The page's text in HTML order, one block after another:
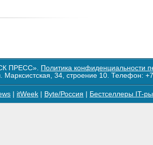
ПРЕСС». Политика конфиденциальности
Марксистская, 34, строение 10. Телефон:
itWeek Byte/Россия Бестселлеры IT-